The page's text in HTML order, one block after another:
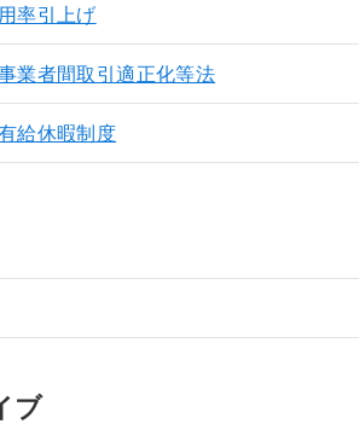
率引上げ
業者間取引適正化等法
給休暇制度
ブ